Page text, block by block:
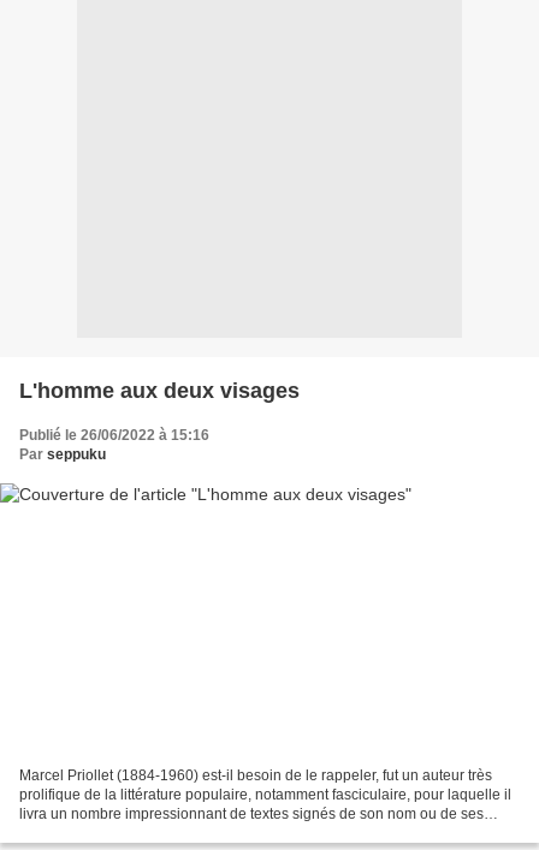
L'homme aux deux visages
Publié le 26/06/2022 à 15:16
Par seppuku
Marcel Priollet (1884-1960) est-il besoin de le rappeler, fut un auteur très
prolifique de la littérature populaire, notamment fasciculaire, pour laquelle il
livra un nombre impressionnant de textes signés de son nom ou de ses